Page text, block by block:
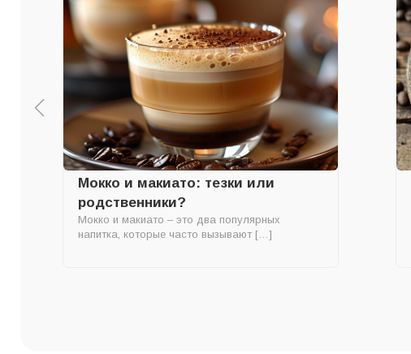
Мокко и макиато: тезки или
родственники?
Мокко и макиато – это два популярных
напитка, которые часто вызывают […]